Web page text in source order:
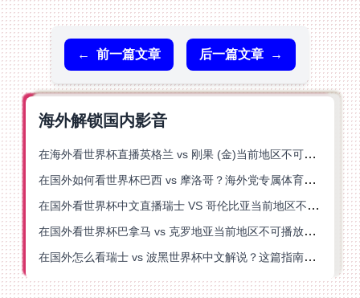
← 前一篇文章 后一篇文章 →
海外解锁国内影音
在海外看世界杯直播英格兰 vs 刚果 (金)当前地区不可播放？这篇指南帮你突破所有限制
在国外如何看世界杯巴西 vs 摩洛哥？海外党专属体育观赛指南来了
在国外看世界杯中文直播瑞士 VS 哥伦比亚当前地区不可播放？这篇指南帮你搞定
在国外看世界杯巴拿马 vs 克罗地亚当前地区不可播放？这篇指南帮你轻松解决海外体育直播难题
在国外怎么看瑞士 vs 波黑世界杯中文解说？这篇指南帮你搞定所有地区限制问题